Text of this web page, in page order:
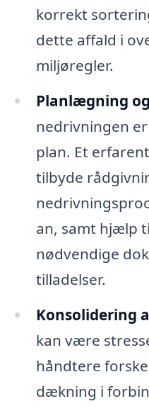
korrekt
dette affald i
miljøregler.
Planlægning
nedrivningen
plan. Et
tilbyde
an, samt hjælp
nødvendige
tilladelser.
Konsolidering
kan være
håndtere
dækning i